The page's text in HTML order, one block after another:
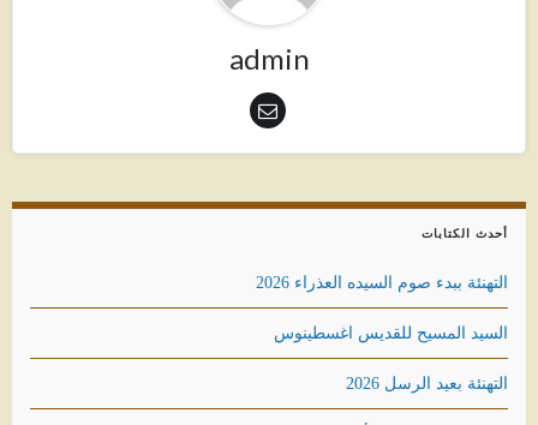
admin
أحدث الكتابات
التهنئة ببدء صوم السيده العذراء 2026
السيد المسيح للقديس اغسطينوس
التهنئة بعيد الرسل 2026